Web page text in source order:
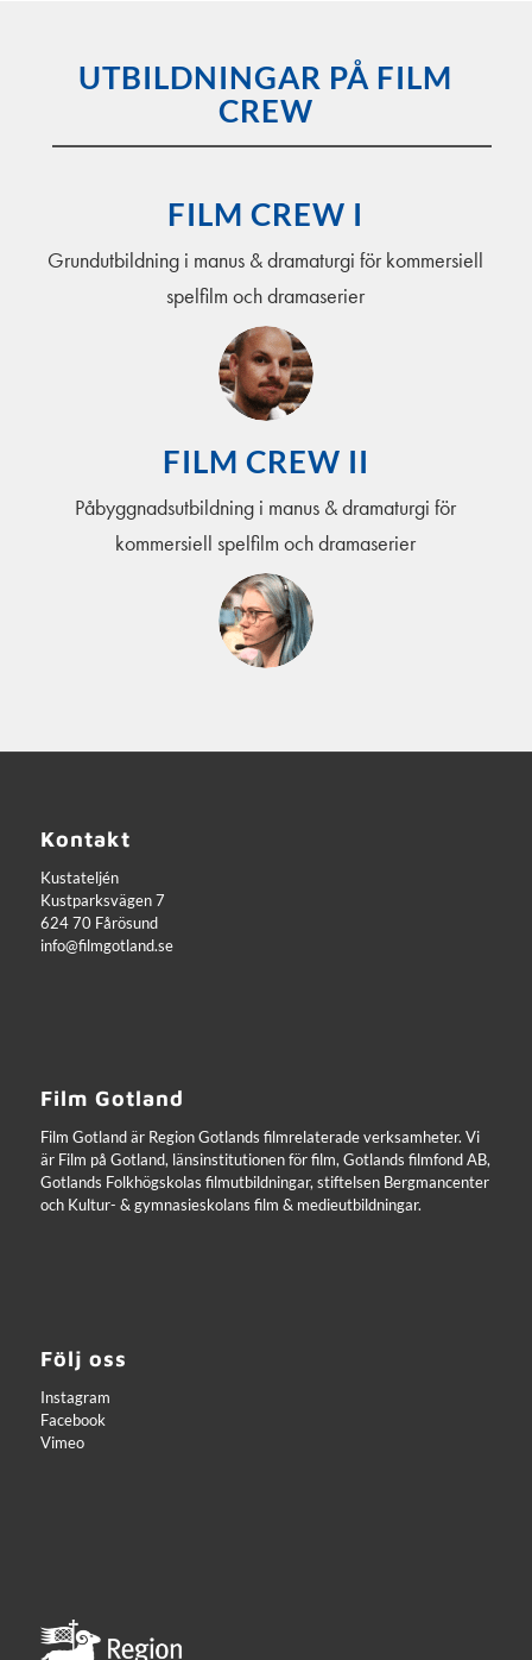
UTBILDNINGAR PÅ FILM
CREW
FILM CREW I
Grundutbildning i manus & dramaturgi för kommersiell
spelfilm och dramaserier
FILM CREW II
Påbyggnadsutbildning i manus & dramaturgi för
kommersiell spelfilm och dramaserier
Kontakt
Kustateljén
Kustparksvägen 7
624 70 Fårösund
info@filmgotland.se
Film Gotland
Film Gotland är Region Gotlands filmrelaterade verksamheter. Vi
är Film på Gotland, länsinstitutionen för film, Gotlands filmfond AB,
Gotlands Folkhögskolas filmutbildningar, stiftelsen Bergmancenter
och Kultur- & gymnasieskolans film & medieutbildningar.
Följ oss
Instagram
Facebook
Vimeo